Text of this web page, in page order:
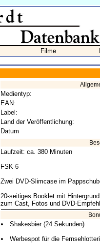
Filme
Medientyp:
EAN:
Label:
Land der Veröffentlichung:
Datum
Laufzeit: ca. 380 Minuten
FSK 6
Zwei DVD-Slimcase im
20-seitiges Booklet mit
zum Cast, Fotos und DVD-
Shakesbier (24 Sekunden)
Werbespot für die